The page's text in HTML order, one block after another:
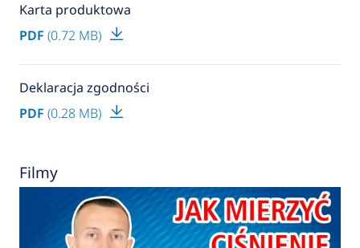
Karta produktowa
PDF (0.72 MB)
Deklaracja zgodności
PDF (0.28 MB)
Filmy